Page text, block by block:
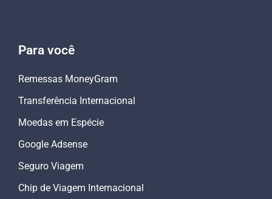
Para você
Remessas MoneyGram
Transferência Internacional
Moedas em Espécie
Google Adsense
Seguro Viagem
Chip de Viagem Internacional